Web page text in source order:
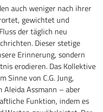
auch weniger nach ihrer
gewichtet und
der täglich neu
Dieser stetige
Erinnerung, sondern
erodieren. Das Kollektive
Sinne von C.G. Jung,
Aleida Assmann – aber
Funktion, indem es